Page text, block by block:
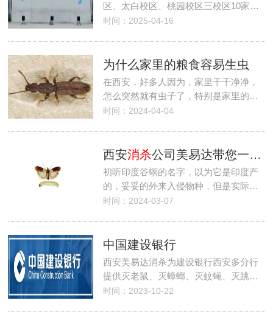
区、太白校区、桃园校区三校区10家…
时间：2025-04-16
为什么家里的粮食容易生虫
在西安，好多人因为，家里干干净净，
怎么突然就有虫子了，特别是家里的…
时间：2024-04-04
西安消杀公司美易达带您一种头疼至极的虫害-印度谷螟
初听印度谷螟的名字，以为它是印度产
的，妥妥的外来入侵物种，但是实际…
时间：2024-03-07
中国建设银行
西安美易达消杀为建设银行西安多分行
提供灭老鼠、灭蟑螂、灭蚊蝇、灭跳…
时间：2023-10-22